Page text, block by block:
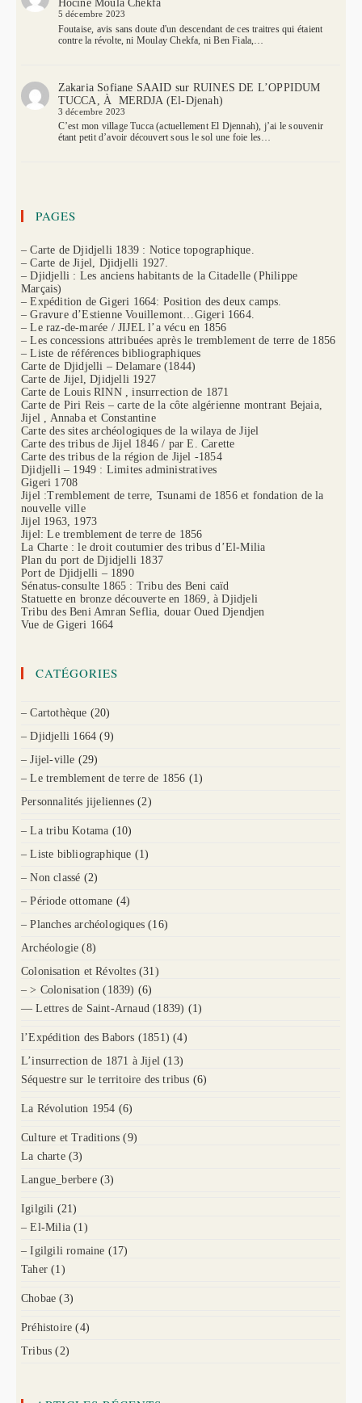
Hocine Moula Chekfa
5 décembre 2023
Foutaise, avis sans doute d'un descendant de ces traitres qui étaient
contre la révolte, ni Moulay Chekfa, ni Ben Fiala,…
Zakaria Sofiane SAAID sur RUINES DE L’OPPIDUM
TUCCA, À MERDJA (El-Djenah)
3 décembre 2023
C’est mon village Tucca (actuellement El Djennah), j’ai le souvenir
étant petit d’avoir découvert sous le sol une foie les…
PAGES
– Carte de Djidjelli 1839 : Notice topographique.
– Carte de Jijel, Djidjelli 1927.
– Djidjelli : Les anciens habitants de la Citadelle (Philippe
Marçais)
– Expédition de Gigeri 1664: Position des deux camps.
– Gravure d’Estienne Vouillemont…Gigeri 1664.
– Le raz-de-marée / JIJEL l’a vécu en 1856
– Les concessions attribuées après le tremblement de terre de 1856
– Liste de références bibliographiques
Carte de Djidjelli – Delamare (1844)
Carte de Jijel, Djidjelli 1927
Carte de Louis RINN , insurrection de 1871
Carte de Piri Reis – carte de la côte algérienne montrant Bejaia,
Jijel , Annaba et Constantine
Carte des sites archéologiques de la wilaya de Jijel
Carte des tribus de Jijel 1846 / par E. Carette
Carte des tribus de la région de Jijel -1854
Djidjelli – 1949 : Limites administratives
Gigeri 1708
Jijel :Tremblement de terre, Tsunami de 1856 et fondation de la
nouvelle ville
Jijel 1963, 1973
Jijel: Le tremblement de terre de 1856
La Charte : le droit coutumier des tribus d’El-Milia
Plan du port de Djidjelli 1837
Port de Djidjelli – 1890
Sénatus-consulte 1865 : Tribu des Beni caïd
Statuette en bronze découverte en 1869, à Djidjeli
Tribu des Beni Amran Seflia, douar Oued Djendjen
Vue de Gigeri 1664
CATÉGORIES
– Cartothèque (20)
– Djidjelli 1664 (9)
– Jijel-ville (29)
– Le tremblement de terre de 1856 (1)
Personnalités jijeliennes (2)
– La tribu Kotama (10)
– Liste bibliographique (1)
– Non classé (2)
– Période ottomane (4)
– Planches archéologiques (16)
Archéologie (8)
Colonisation et Révoltes (31)
– > Colonisation (1839) (6)
— Lettres de Saint-Arnaud (1839) (1)
l’Expédition des Babors (1851) (4)
L’insurrection de 1871 à Jijel (13)
Séquestre sur le territoire des tribus (6)
La Révolution 1954 (6)
Culture et Traditions (9)
La charte (3)
Langue_berbere (3)
Igilgili (21)
– El-Milia (1)
– Igilgili romaine (17)
Taher (1)
Chobae (3)
Préhistoire (4)
Tribus (2)